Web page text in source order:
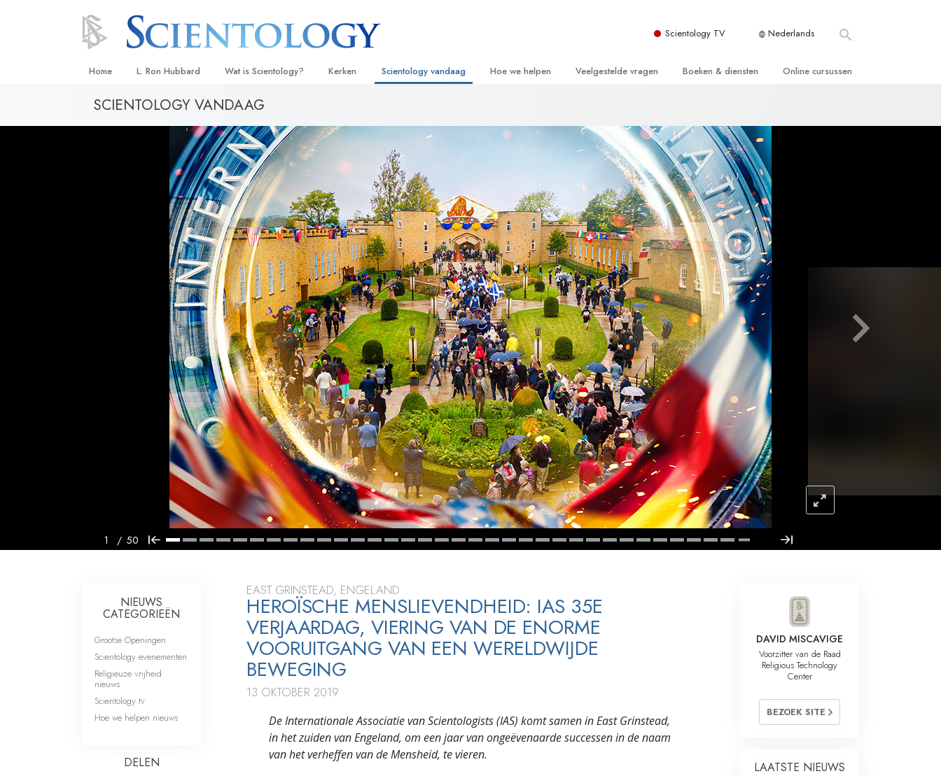
Scientology TV Nederlands
Home L. Ron Hubbard Wat is Scientology?
Overtuigingen & Praktijken
De Credo’s en Codes van Scientology
Wat scientologen zeggen over
Scientology
Maak kennis met een scientoloog
Binnen in een Kerk
De Grondbeginselen van Scientology
Een Inleiding tot Dianetics
Liefde en Haat –
Wat is Grootheid?
Kerken
Ideale Scientology Kerken
Hogere Organisaties
Flag Land Base
Freewinds
Scientology beschikbaar maken voor de
hele wereld
Scientology vandaag
Scientology evenementen
David Miscavige – Kerkelijk Leider van
Scientology
Hoe we helpen
Applied Scholastics
Narconon
De Feiten over Drugs
United for Human Rights
Citizens Commission on Human Rights
Scientology Volunteer Ministers
Veelgestelde vragen
Binnen in een Kerk
De organisatie van Scientology
Boeken & diensten
Luisterboeken
Introductielezingen
Introductiefilms
Diensten voor beginners
Online cursussen
De Drijfveren van het Bestaan
De Componenten van Begrip
Oplossingen voor een Gevaarlijke
Omgeving
Assisten voor Ziektes en Verwondingen
Integriteit en Eerlijkheid
Het Huwelijk
De Toonschaal van Emoties
Oplossingen voor het Drugsprobleem
Kinderen
Hulpmiddelen bij het Dagelijks Werk
Ethiek en de Condities
De Oorzaak van Onderdrukking
Feitenonderzoek
De Grondbeginselen van Organiseren
De Grondslagen van Public Relations
SCIENTOLOGY VANDAAG
1 / 50
EAST GRINSTEAD, ENGELAND
HEROÏSCHE MENSLIEVENDHEID: IAS 35E
VERJAARDAG, VIERING VAN DE ENORME
VOORUITGANG VAN EEN WERELDWIJDE
BEWEGING
13 OKTOBER 2019
De Internationale Associatie van Scientologists (IAS) komt samen in East Grinstead,
in het zuiden van Engeland, om een jaar van ongeëvenaarde successen in de naam
van het verheffen van de Mensheid, te vieren.
NIEUWS
CATEGORIEËN
Grootse Openingen
Scientology evenementen
Religieuze vrijheid
nieuws
Scientology tv
Hoe we helpen nieuws
DELEN
DAVID MISCAVIGE
Voorzitter van de Raad
Religious Technology
Center
BEZOEK SITE
LAATSTE NIEUWS